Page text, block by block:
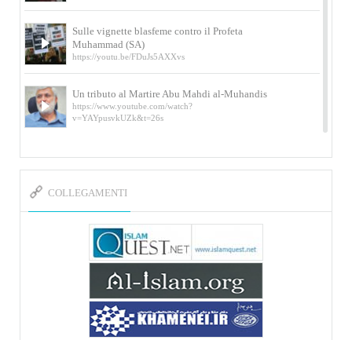
Sulle vignette blasfeme contro il Profeta
Muhammad (SA)
https://youtu.be/FDuJs5AXXvs
Un tributo al Martire Abu Mahdi al-Muhandis
https://www.youtube.com/watch?
v=YAYpusvkUZk&t=26s
L’Abluzione rituale (wudu) secondo l’Imam Alì
e l’Imam Khomeini
della figlia di un martire
https://www.youtube.com/watch?
v=-5nPSxbf9l0&t=103s
Sheykh Abbas Di Palma sui martiri Qassem
Soleimani e Abu Mahdi Al-Muhandis
https://youtu.be/Y6SIP2PIht4 Video del discorso tenuto
dallo Sheykh Abbas Di Palma in ...
COLLEGAMENTI